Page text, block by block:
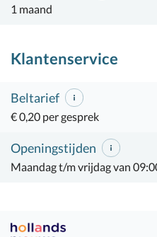
1 maand
Klantenservice
Beltarief
€ 0,20 per gesprek
Openingstijden
Maandag t/m vrijdag van